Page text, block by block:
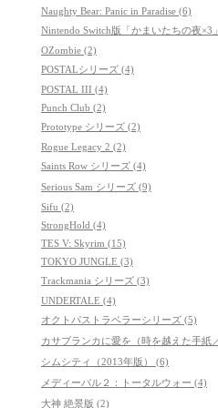
Naughty Bear: Panic in Paradise (6)
Nintendo Switch版「かまいたちの夜×3
OZombie (2)
POSTALシリーズ (4)
POSTAL III (4)
Punch Club (2)
Prototype シリーズ (2)
Rogue Legacy 2 (2)
Saints Row シリーズ (4)
Serious Sam シリーズ (9)
Sifu (2)
StrongHold (4)
TES V: Skyrim (15)
TOKYO JUNGLE (3)
Trackmania シリーズ (3)
UNDERTALE (4)
オクトパストラベラーシリーズ (5)
カサブランカに愛を（時を越えた手紙
シムシティ（2013年版） (6)
メディーバル２：トータルウォー (4)
大神 絶景版 (2)